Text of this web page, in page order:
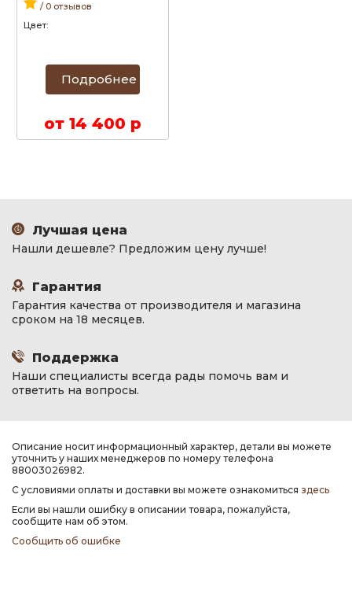
/ 0 отзывов
Цвет:
Подробнее
от 14 400 р
Лучшая цена
Нашли дешевле? Предложим цену лучше!
Гарантия
Гарантия качества от производителя и магазина
сроком на 18 месяцев.
Поддержка
Наши специалисты всегда рады помочь вам и
ответить на вопросы.
Описание носит информационный характер, детали вы можете
уточнить у наших менеджеров по номеру телефона
88003026982.
С условиями оплаты и доставки вы можете ознакомиться здесь
Если вы нашли ошибку в описании товара, пожалуйста,
сообщите нам об этом.
Сообщить об ошибке